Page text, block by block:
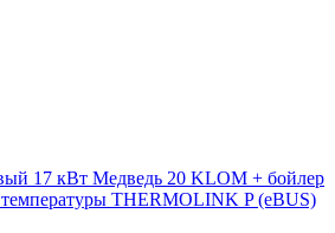
17 кВт Медведь 20 KLOM + бойлер
температуры THERMOLINK P (eBUS)